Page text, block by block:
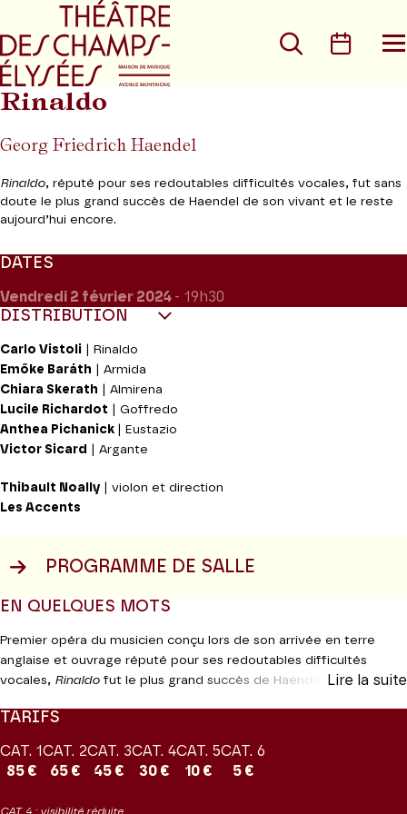
Aller au menu principal
Rechercher
Rinaldo
Georg Friedrich Haendel
Rinaldo, réputé pour ses redoutables difficultés vocales, fut sans
doute le plus grand succès de Haendel de son vivant et le reste
aujourd’hui encore.
DATES
Vendredi 2 février 2024 - 19h30
DISTRIBUTION
Carlo Vistoli | Rinaldo
Emőke Baráth | Armida
Chiara Skerath | Almirena
Lucile Richardot | Goffredo
Anthea Pichanick
| Eustazio
Victor Sicard
| Argante
Thibault Noally | violon et direction
Les Accents
PROGRAMME DE SALLE
EN QUELQUES MOTS
Premier opéra du musicien conçu lors de son arrivée en terre
anglaise et ouvrage réputé pour ses redoutables difficultés
vocales, Rinaldo fut le plus grand succès de Haendel de son
et de la magicienne Armide, il connut dès sa création un
Lire la suite
TARIFS
CAT. 1
85 €
CAT. 2
65 €
CAT. 3
45 €
CAT. 4
30 €
CAT. 5
10 €
CAT. 6
5 €
CAT. 4 : visibilité réduite